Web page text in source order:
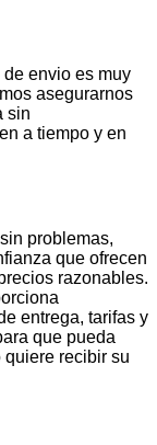
envio es muy
asegurarnos
sin
a tiempo y en
problemas,
que ofrecen
razonables.
entrega, tarifas y
que pueda
recibir su